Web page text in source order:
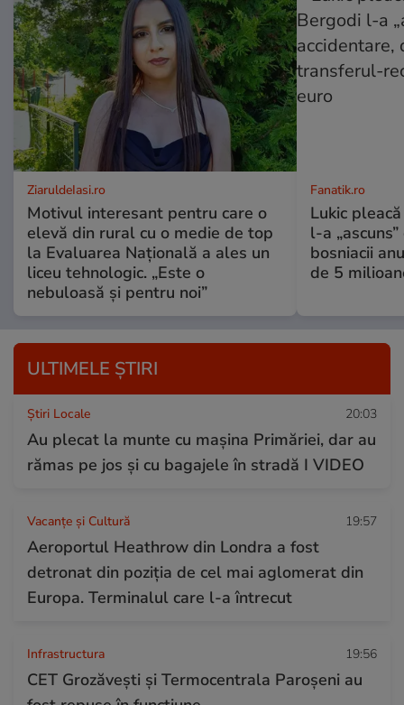
ZiaruldeIasi.ro
Motivul interesant pentru care o
elevă din rural cu o medie de top
la Evaluarea Națională a ales un
liceu tehnologic. „Este o
nebuloasă și pentru noi”
Fanatik.ro
Lukic
l-a
bosniacii
de 5
ULTIMELE ȘTIRI
Știri Locale 20:03
Au plecat la munte cu mașina Primăriei, dar au
rămas pe jos și cu bagajele în stradă I VIDEO
Vacanțe și Cultură 19:57
Aeroportul Heathrow din Londra a fost
detronat din poziția de cel mai aglomerat din
Europa. Terminalul care l-a întrecut
Infrastructura 19:56
CET Grozăvești și Termocentrala Paroșeni au